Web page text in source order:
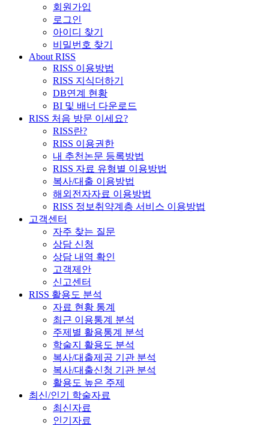
회원가입
로그인
아이디 찾기
비밀번호 찾기
About RISS
RISS 이용방법
RISS 지식더하기
DB연계 현황
BI 및 배너 다운로드
RISS 처음 방문 이세요?
RISS란?
RISS 이용권한
내 추천논문 등록방법
RISS 자료 유형별 이용방법
복사/대출 이용방법
해외전자자료 이용방법
RISS 정보취약계층 서비스 이용방법
고객센터
자주 찾는 질문
상담 신청
상담 내역 확인
고객제안
신고센터
RISS 활용도 분석
자료 현황 통계
최근 이용통계 분석
주제별 활용통계 분석
학술지 활용도 분석
복사/대출제공 기관 분석
복사/대출신청 기관 분석
활용도 높은 주제
최신/인기 학술자료
최신자료
인기자료